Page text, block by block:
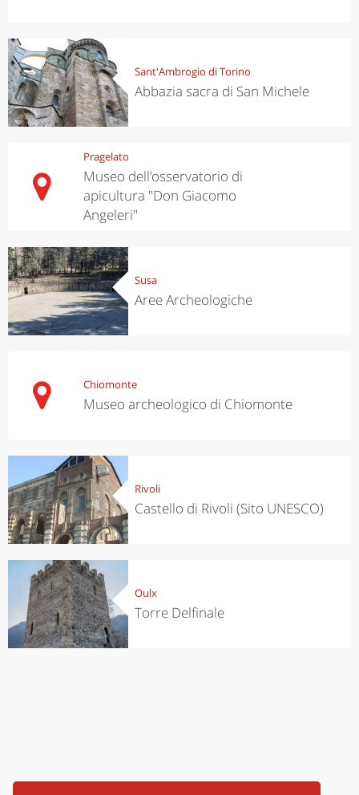
Sant'Ambrogio di Torino
Abbazia sacra di San Michele
Pragelato
Museo dell’osservatorio di
apicultura "Don Giacomo
Angeleri"
Susa
Aree Archeologiche
Chiomonte
Museo archeologico di Chiomonte
Rivoli
Castello di Rivoli (Sito UNESCO)
Oulx
Torre Delfinale